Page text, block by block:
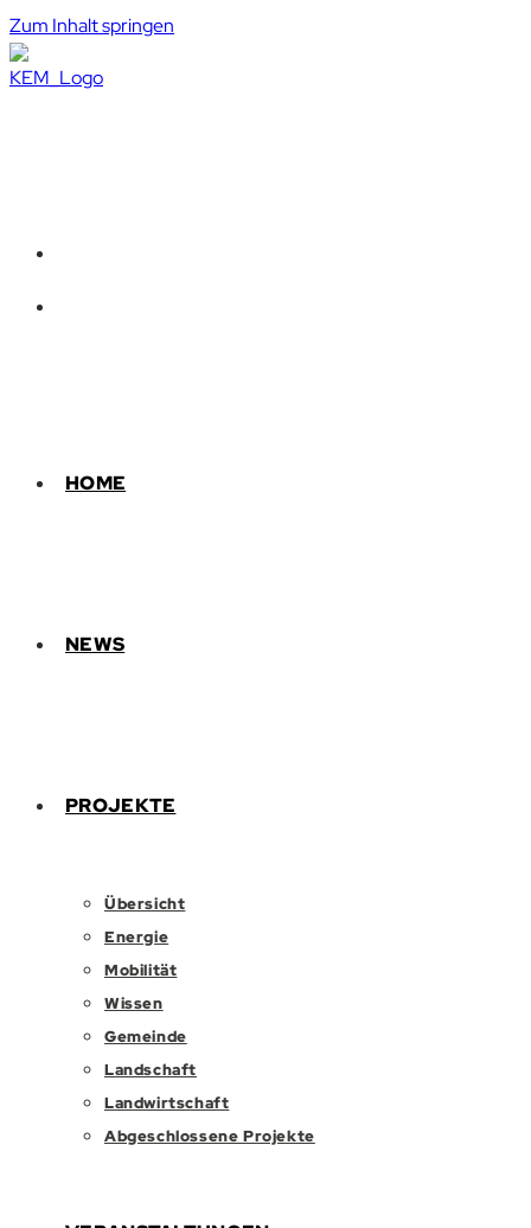
Zum Inhalt springen
HOME
NEWS
PROJEKTE
Übersicht
Energie
Mobilität
Wissen
Gemeinde
Landschaft
Landwirtschaft
Abgeschlossene Projekte